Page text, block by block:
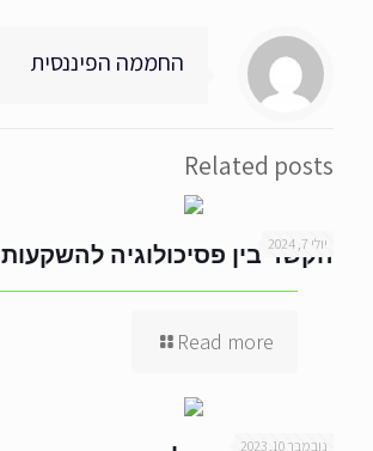
החממה הפיננסית
Related posts
יולי 7, 2024
הקשר בין פסיכולוגיה להשקעות
Read more
נובמבר 10, 2023